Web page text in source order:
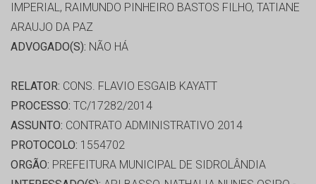
IMPERIAL, RAIMUNDO PINHEIRO BASTOS FILHO, TATIANE
ARAUJO DA PAZ
ADVOGADO(S): NÃO HÁ
RELATOR: CONS. FLAVIO ESGAIB KAYATT
PROCESSO: TC/17282/2014
ASSUNTO: CONTRATO ADMINISTRATIVO 2014
PROTOCOLO: 1554702
ORGÃO: PREFEITURA MUNICIPAL DE SIDROLÂNDIA